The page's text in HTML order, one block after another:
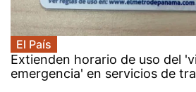
El País
Extienden horario de uso del
emergencia' en servicios de